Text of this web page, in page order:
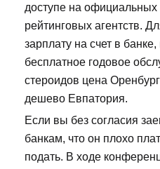
доступе на официальных
рейтинговых агентств.
зарплату на счет в
бесплатное годовое
стероидов цена
дешево Евпатория.
Если вы без согласия
банкам, что он плохо
подать. В ходе